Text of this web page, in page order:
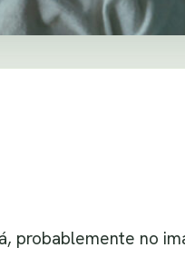
probablemente no